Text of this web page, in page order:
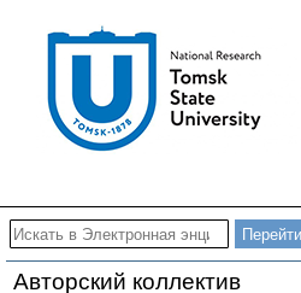
Авторский коллектив